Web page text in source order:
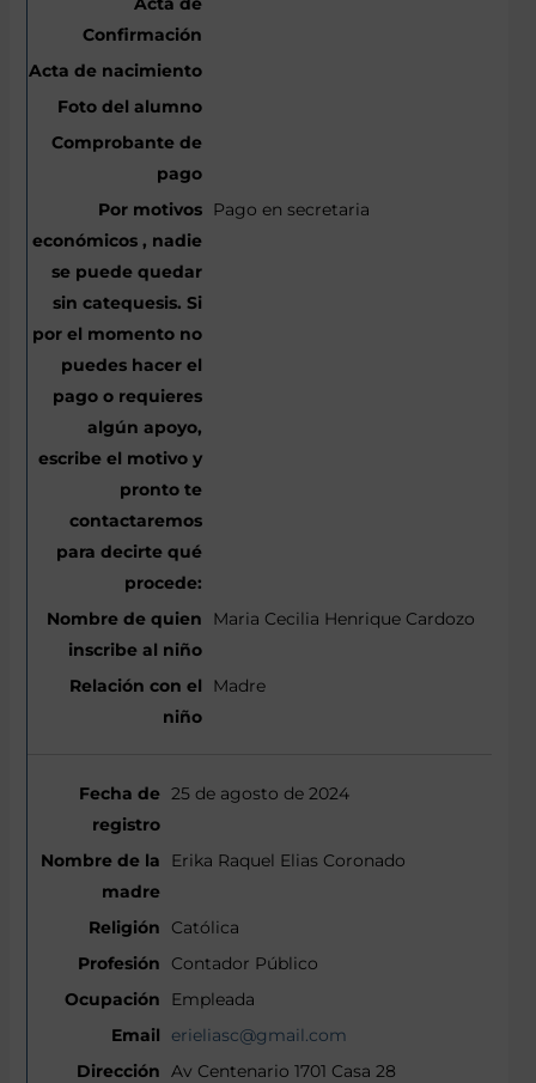
Pago en secretaria
Maria Cecilia Henrique Cardozo
Madre
25 de agosto de 2024
Erika Raquel Elias Coronado
Católica
Contador Público
Empleada
erieliasc@gmail.com
Av Centenario 1701 Casa 28